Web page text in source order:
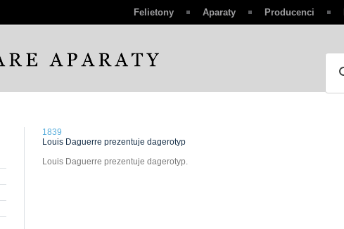
Felietony Aparaty Producenci
1839
Louis Daguerre prezentuje dagerotyp
Louis Daguerre prezentuje dagerotyp.